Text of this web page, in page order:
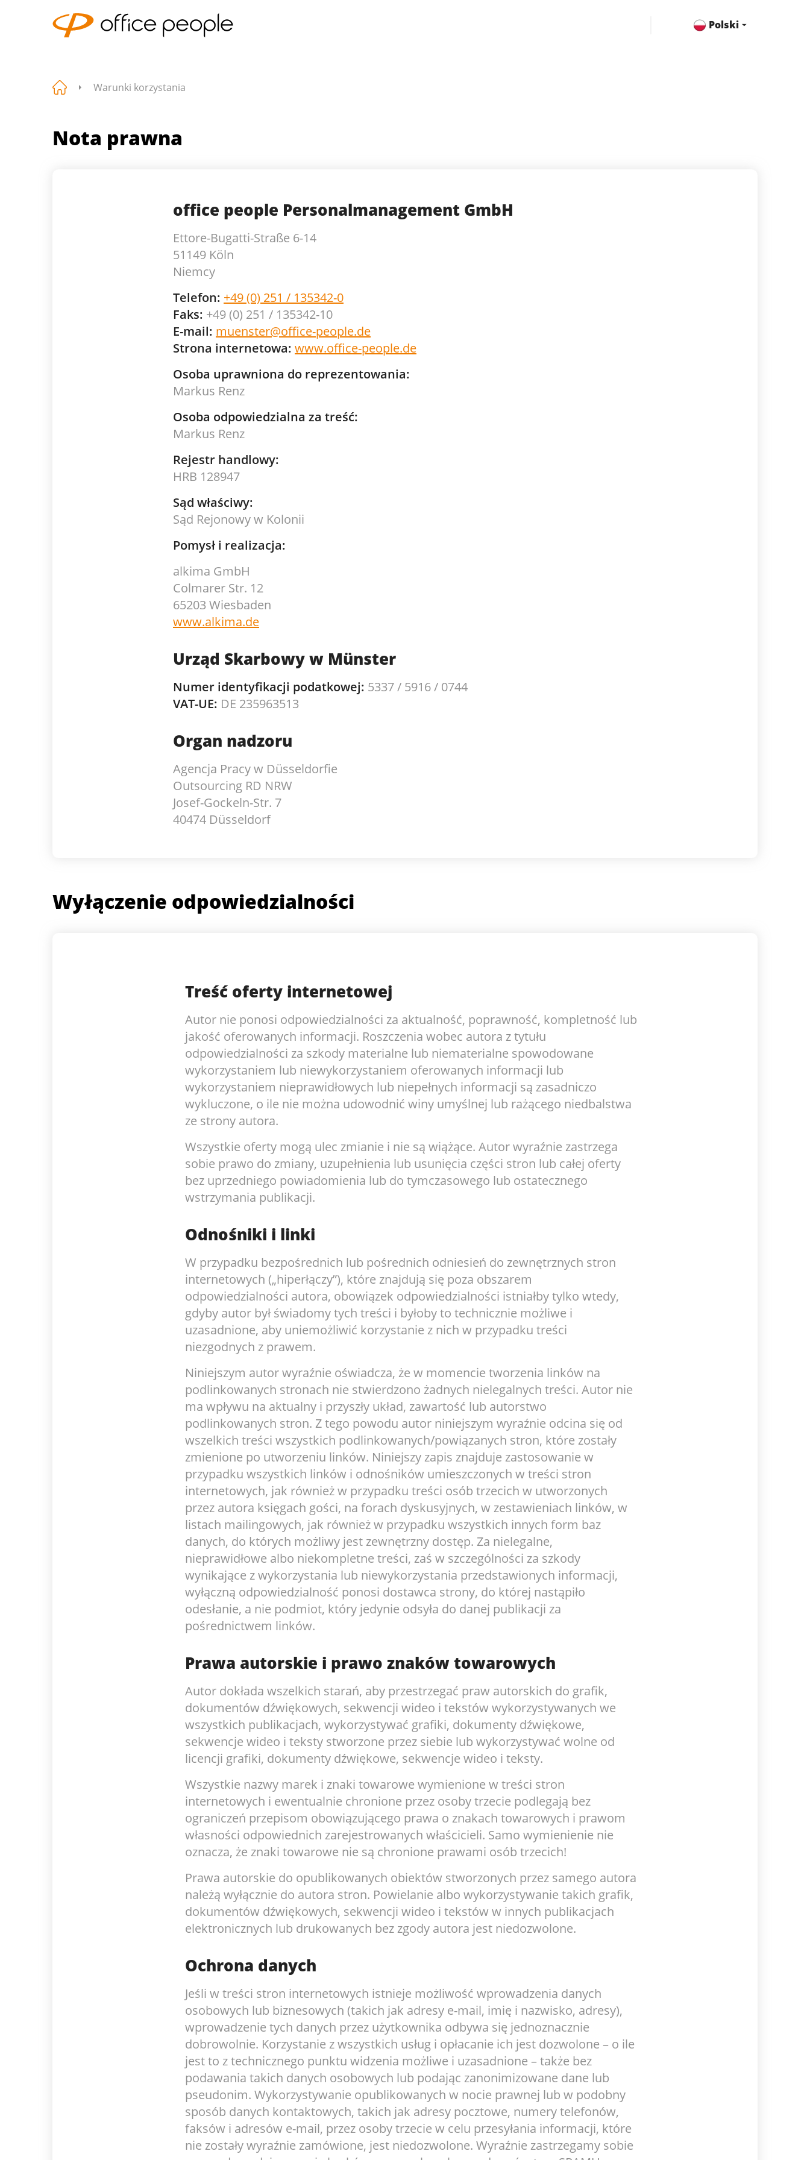
Polski
Warunki korzystania
Nota prawna
office people Personalmanagement GmbH
Ettore-Bugatti-Straße 6-14
51149 Köln
Niemcy
Telefon: +49 (0) 251 / 135342-0
Faks: +49 (0) 251 / 135342-10
E-mail: muenster@office-people.de
Strona internetowa: www.office-people.de
Osoba uprawniona do reprezentowania:
Markus Renz
Osoba odpowiedzialna za treść:
Markus Renz
Rejestr handlowy:
HRB 128947
Sąd właściwy:
Sąd Rejonowy w Kolonii
Pomysł i realizacja:
alkima GmbH
Colmarer Str. 12
65203 Wiesbaden
www.alkima.de
Urząd Skarbowy w Münster
Numer identyfikacji podatkowej: 5337 / 5916 / 0744
VAT-UE: DE 235963513
Organ nadzoru
Agencja Pracy w Düsseldorfie
Outsourcing RD NRW
Josef-Gockeln-Str. 7
40474 Düsseldorf
Wyłączenie odpowiedzialności
Treść oferty internetowej
Autor nie ponosi odpowiedzialności za aktualność, poprawność, kompletność lub
jakość oferowanych informacji. Roszczenia wobec autora z tytułu
odpowiedzialności za szkody materialne lub niematerialne spowodowane
wykorzystaniem lub niewykorzystaniem oferowanych informacji lub
wykorzystaniem nieprawidłowych lub niepełnych informacji są zasadniczo
wykluczone, o ile nie można udowodnić winy umyślnej lub rażącego niedbalstwa
ze strony autora.
Wszystkie oferty mogą ulec zmianie i nie są wiążące. Autor wyraźnie zastrzega
sobie prawo do zmiany, uzupełnienia lub usunięcia części stron lub całej oferty
bez uprzedniego powiadomienia lub do tymczasowego lub ostatecznego
wstrzymania publikacji.
Odnośniki i linki
W przypadku bezpośrednich lub pośrednich odniesień do zewnętrznych stron
internetowych („hiperłączy”), które znajdują się poza obszarem
odpowiedzialności autora, obowiązek odpowiedzialności istniałby tylko wtedy,
gdyby autor był świadomy tych treści i byłoby to technicznie możliwe i
uzasadnione, aby uniemożliwić korzystanie z nich w przypadku treści
niezgodnych z prawem.
Niniejszym autor wyraźnie oświadcza, że w momencie tworzenia linków na
podlinkowanych stronach nie stwierdzono żadnych nielegalnych treści. Autor nie
ma wpływu na aktualny i przyszły układ, zawartość lub autorstwo
podlinkowanych stron. Z tego powodu autor niniejszym wyraźnie odcina się od
wszelkich treści wszystkich podlinkowanych/powiązanych stron, które zostały
zmienione po utworzeniu linków. Niniejszy zapis znajduje zastosowanie w
przypadku wszystkich linków i odnośników umieszczonych w treści stron
internetowych, jak również w przypadku treści osób trzecich w utworzonych
przez autora księgach gości, na forach dyskusyjnych, w zestawieniach linków, w
listach mailingowych, jak również w przypadku wszystkich innych form baz
danych, do których możliwy jest zewnętrzny dostęp. Za nielegalne,
nieprawidłowe albo niekompletne treści, zaś w szczególności za szkody
wynikające z wykorzystania lub niewykorzystania przedstawionych informacji,
wyłączną odpowiedzialność ponosi dostawca strony, do której nastąpiło
odesłanie, a nie podmiot, który jedynie odsyła do danej publikacji za
pośrednictwem linków.
Prawa autorskie i prawo znaków towarowych
Autor dokłada wszelkich starań, aby przestrzegać praw autorskich do grafik,
dokumentów dźwiękowych, sekwencji wideo i tekstów wykorzystywanych we
wszystkich publikacjach, wykorzystywać grafiki, dokumenty dźwiękowe,
sekwencje wideo i teksty stworzone przez siebie lub wykorzystywać wolne od
licencji grafiki, dokumenty dźwiękowe, sekwencje wideo i teksty.
Wszystkie nazwy marek i znaki towarowe wymienione w treści stron
internetowych i ewentualnie chronione przez osoby trzecie podlegają bez
ograniczeń przepisom obowiązującego prawa o znakach towarowych i prawom
własności odpowiednich zarejestrowanych właścicieli. Samo wymienienie nie
oznacza, że znaki towarowe nie są chronione prawami osób trzecich!
Prawa autorskie do opublikowanych obiektów stworzonych przez samego autora
należą wyłącznie do autora stron. Powielanie albo wykorzystywanie takich grafik,
dokumentów dźwiękowych, sekwencji wideo i tekstów w innych publikacjach
elektronicznych lub drukowanych bez zgody autora jest niedozwolone.
Ochrona danych
Jeśli w treści stron internetowych istnieje możliwość wprowadzenia danych
osobowych lub biznesowych (takich jak adresy e-mail, imię i nazwisko, adresy),
wprowadzenie tych danych przez użytkownika odbywa się jednoznacznie
dobrowolnie. Korzystanie z wszystkich usług i opłacanie ich jest dozwolone – o ile
jest to z technicznego punktu widzenia możliwe i uzasadnione – także bez
podawania takich danych osobowych lub podając zanonimizowane dane lub
pseudonim. Wykorzystywanie opublikowanych w nocie prawnej lub w podobny
sposób danych kontaktowych, takich jak adresy pocztowe, numery telefonów,
faksów i adresów e-mail, przez osoby trzecie w celu przesyłania informacji, które
nie zostały wyraźnie zamówione, jest niedozwolone. Wyraźnie zastrzegamy sobie